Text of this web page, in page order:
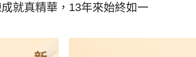
就真精華，13年來始終如一